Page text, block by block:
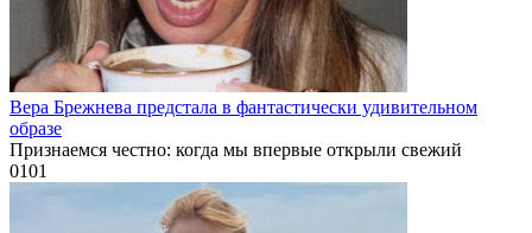
Вера Брежнева предстала в фантастически удивительном
образе
Признаемся честно: когда мы впервые открыли свежий
0101